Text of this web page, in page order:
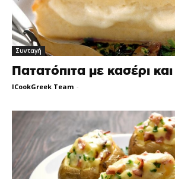
Συνταγή
Πατατόπιτα με κασέρι
ICookGreek Team -